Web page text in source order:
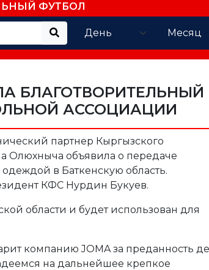
ФУТБОЛ
БЛАГОТВОРИТЕЛЬНЫЙ
АССОЦИАЦИИ
партнер Кыргызского
Олюхныча объявила о передаче
в Баткенскую область.
КФС Нурдин Букуев.
области и будет использован для
компанию JOMA за преданность
на дальнейшее крепкое